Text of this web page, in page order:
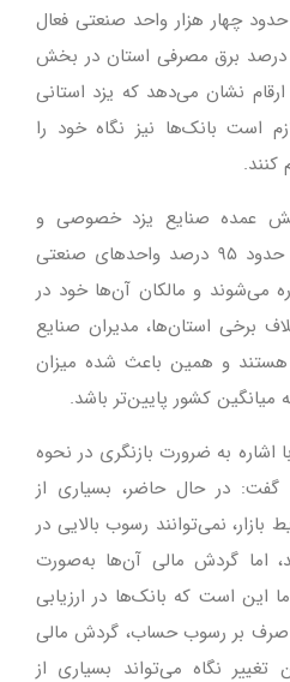
چهار هزار واحد صنعتی فعال
دارد و طبق آمار، بیش از ۷۵ درصد برق مصرفی استان در بخش
نشان می‌دهد که یزد استانی
است بانک‌ها نیز نگاه خود را
کنند.
عمده صنایع یزد خصوصی و
کارآفرین‌محور هستند، افزود: حدود ۹۵ درصد واحدهای صنعتی
می‌شوند و مالکان آن‌ها خود در
برخی استان‌ها، مدیران صنایع
هستند و همین باعث شده میزان
کشور پایین‌تر باشد.
اشاره به ضرورت بازنگری در نحوه
گفت: در حال حاضر، بسیاری از
نمی‌توانند رسوب بالایی در
اما گردش مالی آن‌ها به‌صورت
این است که بانک‌ها در ارزیابی
صرف بر رسوب حساب، گردش مالی
تغییر نگاه می‌تواند بسیاری از